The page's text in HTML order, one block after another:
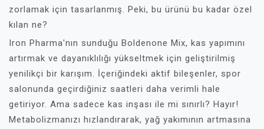
zorlamak için tasarlanmış. Peki, bu ürünü bu kadar özel
kılan ne?
Iron Pharma'nın sunduğu Boldenone Mix, kas yapımını
artırmak ve dayanıklılığı yükseltmek için geliştirilmiş
yenilikçi bir karışım. İçeriğindeki aktif bileşenler, spor
salonunda geçirdiğiniz saatleri daha verimli hale
getiriyor. Ama sadece kas inşası ile mi sınırlı? Hayır!
Metabolizmanızı hızlandırarak, yağ yakımının artmasına